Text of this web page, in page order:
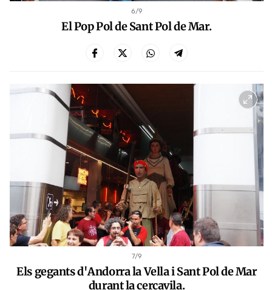
6/9
El Pop Pol de Sant Pol de Mar.
7/9
Els gegants d'Andorra la Vella i Sant Pol de Mar
durant la cercavila.